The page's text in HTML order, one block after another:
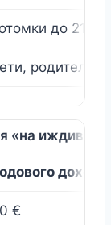
до 21
родители
«на
дохода
€